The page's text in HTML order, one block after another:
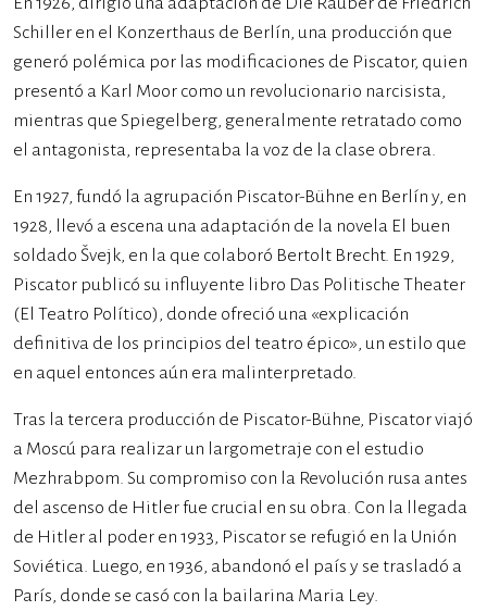
Schiller en el Konzerthaus de Berlín, una producción que
generó polémica por las modificaciones de Piscator, quien
presentó a Karl Moor como un revolucionario narcisista,
mientras que Spiegelberg, generalmente retratado como
el antagonista, representaba la voz de la clase obrera.
En 1927, fundó la agrupación Piscator-Bühne en Berlín y, en
1928, llevó a escena una adaptación de la novela El buen
soldado Švejk, en la que colaboró Bertolt Brecht. En 1929,
Piscator publicó su influyente libro Das Politische Theater
(El Teatro Político), donde ofreció una «explicación
definitiva de los principios del teatro épico», un estilo que
en aquel entonces aún era malinterpretado.
Tras la tercera producción de Piscator-Bühne, Piscator viajó
a Moscú para realizar un largometraje con el estudio
Mezhrabpom. Su compromiso con la Revolución rusa antes
del ascenso de Hitler fue crucial en su obra. Con la llegada
de Hitler al poder en 1933, Piscator se refugió en la Unión
Soviética. Luego, en 1936, abandonó el país y se trasladó a
París, donde se casó con la bailarina Maria Ley.